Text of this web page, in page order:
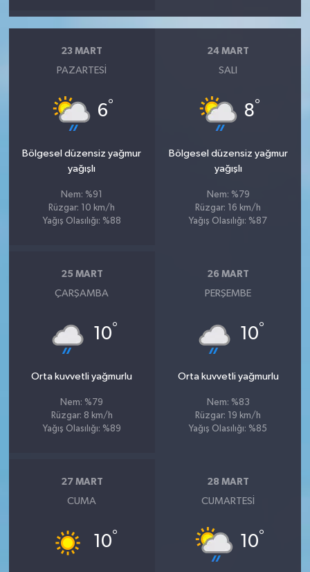
23 MART
PAZARTESI
6°
Bölgesel düzensiz yağmur
yağışlı
Nem: %91
Rüzgar: 10 km/h
Yağış Olasılığı: %88
24 MART
SALI
8°
Bölgesel düzensiz yağmur
yağışlı
Nem: %79
Rüzgar: 16 km/h
Yağış Olasılığı: %87
25 MART
ÇARŞAMBA
10°
Orta kuvvetli yağmurlu
Nem: %79
Rüzgar: 8 km/h
Yağış Olasılığı: %89
26 MART
PERŞEMBE
10°
Orta kuvvetli yağmurlu
Nem: %83
Rüzgar: 19 km/h
Yağış Olasılığı: %85
27 MART
CUMA
10°
28 MART
CUMARTESI
10°